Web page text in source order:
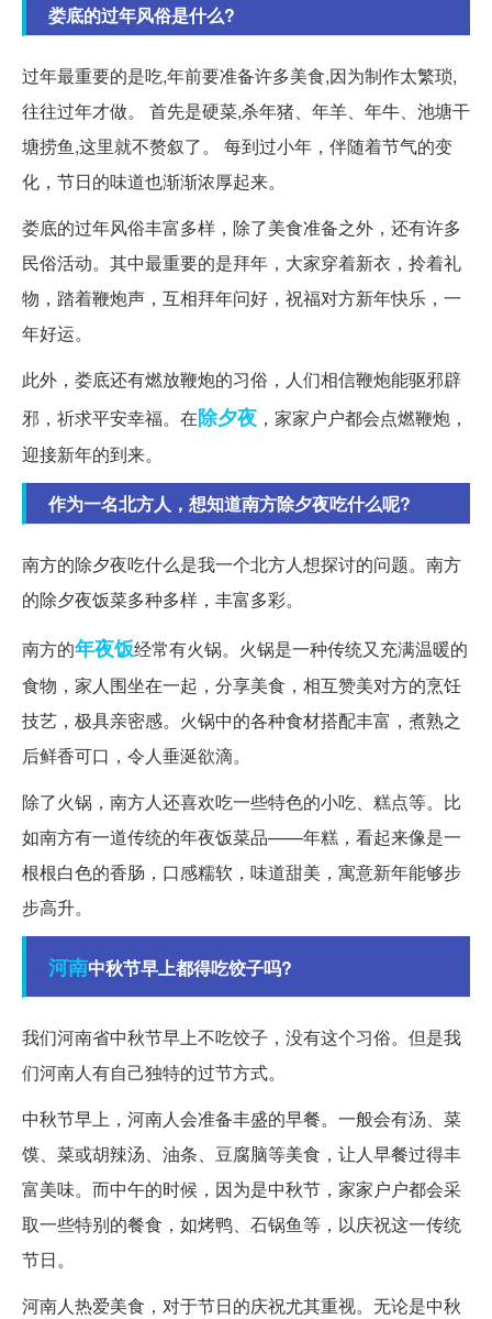
娄底的过年风俗是什么?
过年最重要的是吃,年前要准备许多美食,因为制作太繁琐,
往往过年才做。 首先是硬菜,杀年猪、年羊、年牛、池塘干
塘捞鱼,这里就不赘叙了。 每到过小年，伴随着节气的变
化，节日的味道也渐渐浓厚起来。
娄底的过年风俗丰富多样，除了美食准备之外，还有许多
民俗活动。其中最重要的是拜年，大家穿着新衣，拎着礼
物，踏着鞭炮声，互相拜年问好，祝福对方新年快乐，一
年好运。
此外，娄底还有燃放鞭炮的习俗，人们相信鞭炮能驱邪辟
邪，祈求平安幸福。在除夕夜 ，家家户户都会点燃鞭炮，
迎接新年的到来。
作为一名北方人，想知道南方除夕夜吃什么呢?
南方的除夕夜吃什么是我一个北方人想探讨的问题。南方
的除夕夜饭菜多种多样，丰富多彩。
南方的年夜饭经常有火锅。火锅是一种传统又充满温暖的
食物，家人围坐在一起，分享美食，相互赞美对方的烹饪
技艺，极具亲密感。火锅中的各种食材搭配丰富，煮熟之
后鲜香可口，令人垂涎欲滴。
除了火锅，南方人还喜欢吃一些特色的小吃、糕点等。比
如南方有一道传统的年夜饭菜品——年糕，看起来像是一
根根白色的香肠，口感糯软，味道甜美，寓意新年能够步
步高升。
河南中秋节早上都得吃饺子吗?
我们河南省中秋节早上不吃饺子，没有这个习俗。但是我
们河南人有自己独特的过节方式。
中秋节早上，河南人会准备丰盛的早餐。一般会有汤、菜
馍、菜或胡辣汤、油条、豆腐脑等美食，让人早餐过得丰
富美味。而中午的时候，因为是中秋节，家家户户都会采
取一些特别的餐食，如烤鸭、石锅鱼等，以庆祝这一传统
节日。
河南人热爱美食，对于节日的庆祝尤其重视。无论是中秋